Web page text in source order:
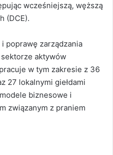
wcześniejszą, węższą
(DCE).
poprawę zarządzania
aktywów
w tym zakresie z 36
27 lokalnymi giełdami
biznesowe i
związanym z praniem